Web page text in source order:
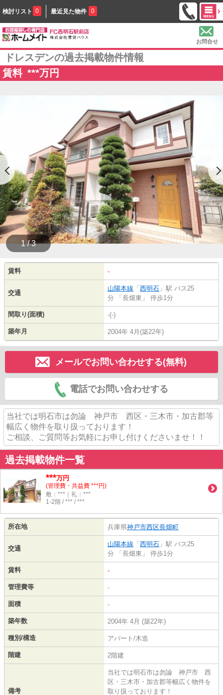
検討リスト 0 最近見た物件 0
お問合せ
ドレスデンの過去掲載物件情報
賃料 ***万円
1 / 3
賃料 -
交通
山陽本線 「 西明石 」駅 バス25
分 「長畑東」 停歩1分
間取り(面積) -(-)
築年月 2004年 4月(築22年)
メールでお問い合わせする(無料)
電話でお問い合わせする
当社では明石市は勿論 神戸市 西区・三木市・加古郡等
幅広く物件を取り扱っております！
ご相談、ご質問等お気軽にお申し付けくださいませ！！
過去掲載物件一覧
***万円
(管理費・共益費 ***円)
敷：***｜礼：***
1-2階 / *** / ***
所在地 兵庫県神戸市西区長畑町
交通
山陽本線 「 西明石 」駅 バス25
分 「長畑東」 停歩1分
賃料 -
管理費等 -
面積 -
築年数 2004年 4月 (築22年)
種別/構造 アパート/木造
階建 2階建
備考
当社では明石市は勿論 神戸市 西
区・三木市・加古郡等幅広く物件を
取り扱っております！